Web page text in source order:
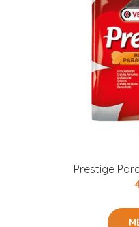
Prestige